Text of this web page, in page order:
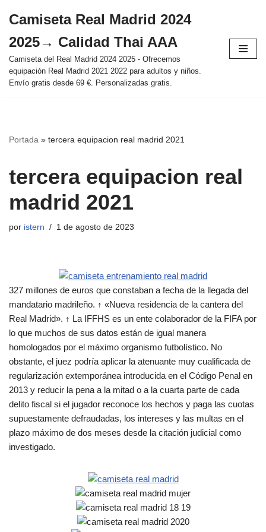
al
contenido
Camiseta Real Madrid 2024
2025→ Calidad Thai AAA
Camiseta del Real Madrid 2024 2025 - Ofrecemos
equipación Real Madrid 2021 2022 para adultos y niños.
Envío gratis desde 69 €. Personalizadas gratis.
Portada » tercera equipacion real madrid 2021
tercera equipacion real
madrid 2021
por istern 1 de agosto de 2023
327 millones de euros que constaban a fecha de la llegada del
mandatario madrileño. ↑ «Nueva residencia de la cantera del
Real Madrid». ↑ La IFFHS es un ente colaborador de la FIFA por
lo que muchos de sus datos están de igual manera
homologados por el máximo organismo futbolístico. No
obstante, el juez podría aplicar la atenuante muy cualificada de
regularización extemporánea introducida en el Código Penal en
2013 y reducir la pena a la mitad o a la cuarta parte de cada
delito fiscal si el jugador reconoce los hechos y paga las cuotas
supuestamente defraudadas, los intereses y las multas en el
plazo máximo de dos meses desde la citación judicial como
investigado.